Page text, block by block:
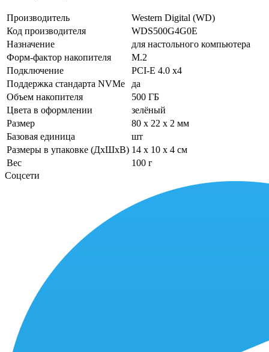
Производитель
Western Digital (WD)
Код производителя
WDS500G4G0E
Назначение
для настольного компьютера
Форм-фактор накопителя
M.2
Подключение
PCI-E 4.0 x4
Поддержка стандарта NVMe
да
Объем накопителя
500 ГБ
Цвета в оформлении
зелёный
Размер
80 x 22 x 2 мм
Базовая единица
шт
Размеры в упаковке (ДхШхВ) 14 x 10 x 4 см
Вес
100 г
Соцсети